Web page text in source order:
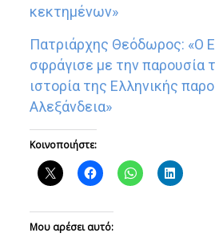
κεκτημένων»
Πατριάρχης Θεόδωρος: «Ο
σφράγισε με την παρουσία
ιστορία της Ελληνικής
Αλεξάνδεια»
Κοινοποιήστε:
Μου αρέσει αυτό: